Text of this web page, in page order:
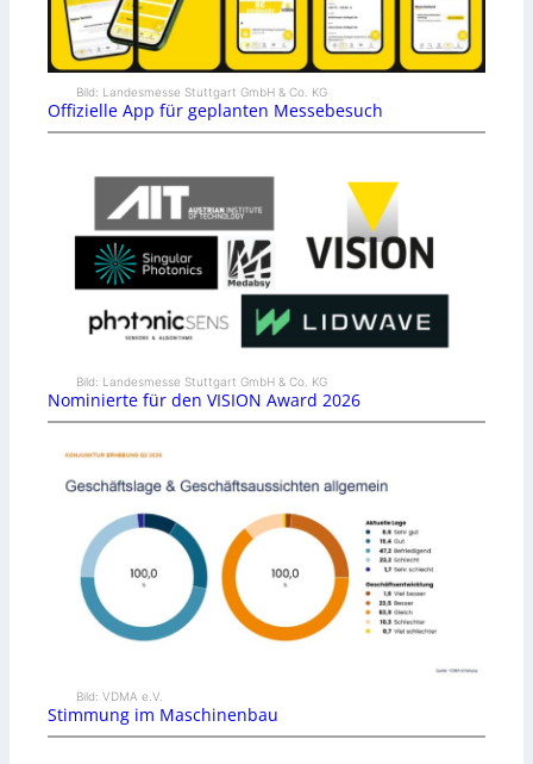
Bild: Landesmesse Stuttgart GmbH & Co. KG
Offizielle App für geplanten Messebesuch
Bild: Landesmesse Stuttgart GmbH & Co. KG
Nominierte für den VISION Award 2026
Bild: VDMA e.V.
Stimmung im Maschinenbau